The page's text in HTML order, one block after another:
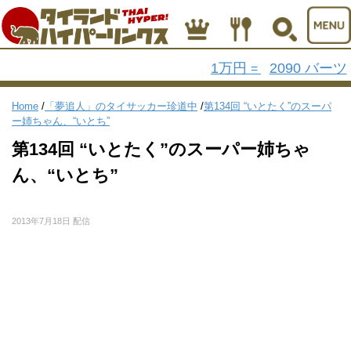
1万円 = 2090 バーツ
Home / 「夢追人」のタイサッカー珍道中 /第134回 “いとたく”のスーパ
ー姉ちゃん、“いとち”
第134回 “いとたく”のスーパー姉ちゃ
ん、“いとち”
2013年7月18日 配信